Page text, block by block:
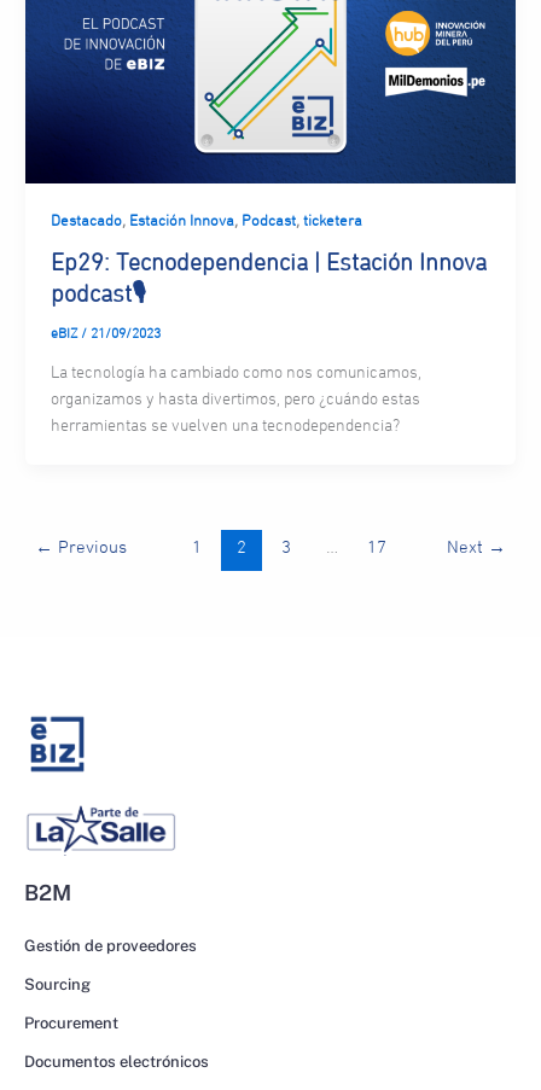
Destacado, Estación Innova, Podcast, ticketera
Ep29: Tecnodependencia | Estación Innova
podcast🎙
eBIZ / 21/09/2023
La tecnología ha cambiado como nos comunicamos,
organizamos y hasta divertimos, pero ¿cuándo estas
herramientas se vuelven una tecnodependencia?
← Previous 1 2 3 … 17 Next →
B2M
Gestión de proveedores
Sourcing
Procurement
Documentos electrónicos